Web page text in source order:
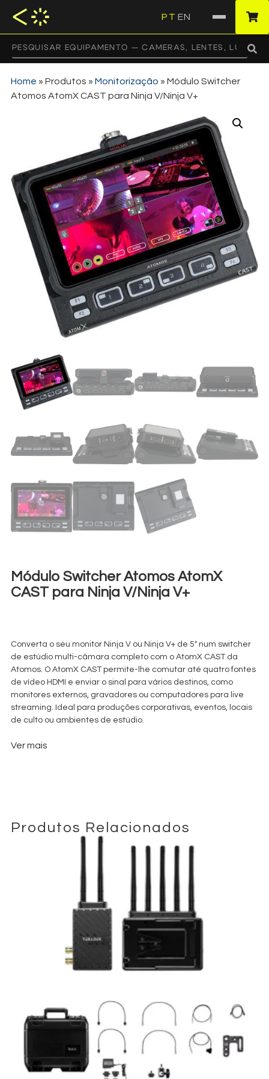
PT EN
Home » Produtos » Monitorização » Módulo Switcher
Atomos AtomX CAST para Ninja V/Ninja V+
Módulo Switcher Atomos AtomX
CAST para Ninja V/Ninja V+
Converta o seu monitor Ninja V ou Ninja V+ de 5″ num switcher
de estúdio multi-câmara completo com o AtomX CAST da
Atomos. O AtomX CAST permite-lhe comutar até quatro fontes
de vídeo HDMI e enviar o sinal para vários destinos, como
monitores externos, gravadores ou computadores para live
streaming. Ideal para produções corporativas, eventos, locais
de culto ou ambientes de estúdio.
Ver mais
Produtos Relacionados